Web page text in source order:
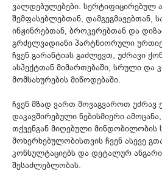
ვალდებულებები. სერტიფიცირებულ
შემფასებლებთან, დამგეგმავებთან,
ინჟინრებთან, ბროკერებთან და
გრძელვადიანი პარტნიორული
ჩვენ გარანტიას გაძლევთ, უძრავი
ასპექტთან მიმართებაში, სრული და
მომსახურების მიწოდებაში.
ჩვენ მზად ვართ მოვაგვაროთ უძრავ
დაკავშირებული ნებისმიერი
თქვენგან მიღებული მინდობილობის
მოხერხებულობისთვის ჩვენ ასევე
კონსულტაციებს და დეტალურ
შესაძლებლობას.